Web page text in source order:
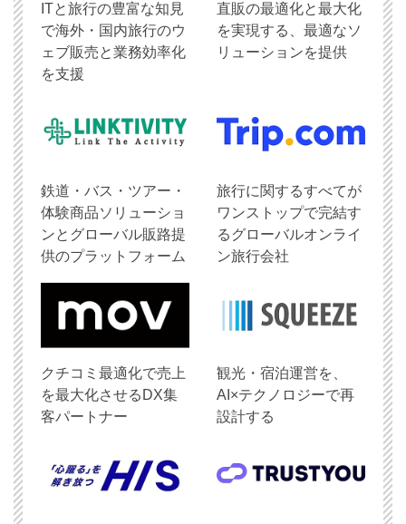
ITと旅行の豊富な知見
で海外・国内旅行のウ
ェブ販売と業務効率化
を支援
直販の最適化と最大化
を実現する、最適なソ
リューションを提供
鉄道・バス・ツアー・
体験商品ソリューショ
ンとグローバル販路提
供のプラットフォーム
旅行に関するすべてが
ワンストップで完結す
るグローバルオンライ
ン旅行会社
クチコミ最適化で売上
を最大化させるDX集
客パートナー
観光・宿泊運営を、
AI×テクノロジーで再
設計する